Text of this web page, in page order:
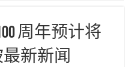
周年预计将
新新闻